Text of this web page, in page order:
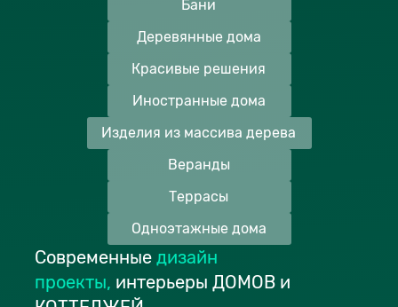
Бани
Деревянные дома
Красивые решения
Иностранные дома
Изделия из массива дерева
Веранды
Террасы
Одноэтажные дома
Современные дизайн
проекты, интерьеры ДОМОВ и